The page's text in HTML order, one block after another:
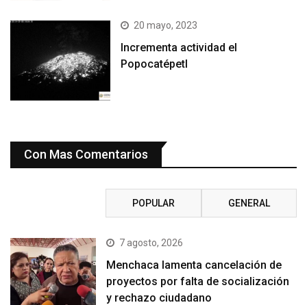
20 mayo, 2023
Incrementa actividad el
Popocatépetl
Con Mas Comentarios
POPULAR GENERAL
7 agosto, 2026
Menchaca lamenta cancelación de
proyectos por falta de socialización
y rechazo ciudadano